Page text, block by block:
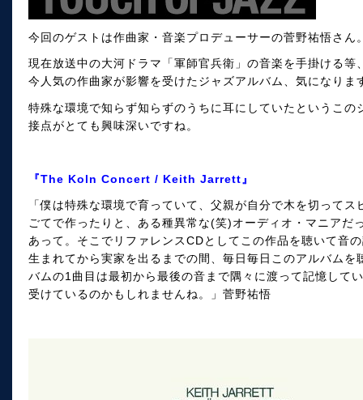
今回のゲストは作曲家・音楽プロデューサーの菅野祐悟さん
現在放送中の大河ドラマ「軍師官兵衛」の音楽を手掛ける等
今人気の作曲家が影響を受けたジャズアルバム、気になりま
特殊な環境で知らず知らずのうちに耳にしていたというこの
接点がとても興味深いですね。
『The Koln Concert / Keith Jarrett』
「僕は特殊な環境で育っていて、父親が自分で木を切って
ごてで作ったりと、ある種異常な(笑)オーディオ・マニアだ
あって。そこでリファレンスCDとしてこの作品を聴いて音
生まれてから実家を出るまでの間、毎日毎日このアルバム
バムの1曲目は最初から最後の音まで隅々に渡って記憶して
受けているのかもしれませんね。」菅野祐悟